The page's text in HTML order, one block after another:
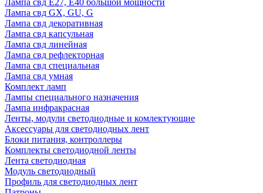
Лампа свд E27, Е40 большой мощности
Лампа свд GX, GU, G
Лампа свд декоративная
Лампа свд капсульная
Лампа свд линейная
Лампа свд рефлекторная
Лампа свд специальная
Лампа свд умная
Комплект ламп
Лампы специального назначения
Лампа инфракрасная
Ленты, модули светодиодные и комлектующие
Аксессуары для светодиодных лент
Блоки питания, контроллеры
Комплекты светодиодной ленты
Лента светодиодная
Модуль светодиодный
Профиль для светодиодных лент